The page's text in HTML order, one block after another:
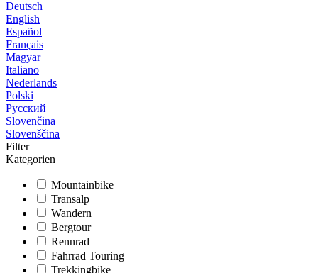
Deutsch
English
Español
Français
Magyar
Italiano
Nederlands
Polski
Русский
Slovenčina
Slovenščina
Filter
Kategorien
Mountainbike
Transalp
Wandern
Bergtour
Rennrad
Fahrrad Touring
Trekkingbike